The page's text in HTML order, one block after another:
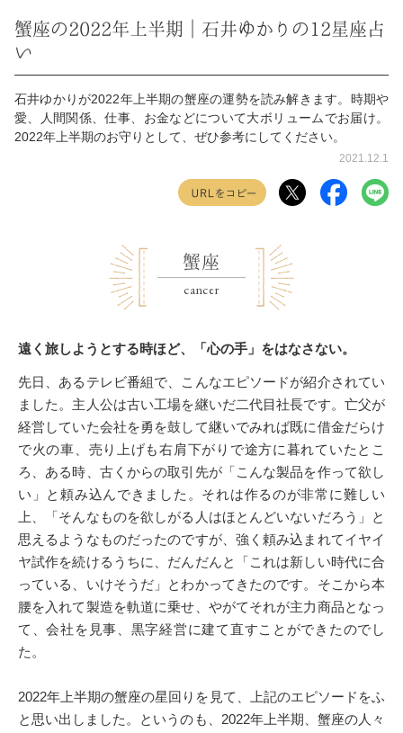
蟹座の2022年上半期｜石井ゆかりの12星座占
い
石井ゆかりが2022年上半期の蟹座の運勢を読み解きます。時期や
愛、人間関係、仕事、お金などについて大ボリュームでお届け。
2022年上半期のお守りとして、ぜひ参考にしてください。
2021.12.1
蟹座
cancer
遠く旅しようとする時ほど、「心の手」をはなさない。
先日、あるテレビ番組で、こんなエピソードが紹介されてい
ました。主人公は古い工場を継いだ二代目社長です。亡父が
経営していた会社を勇を鼓して継いでみれば既に借金だらけ
で火の車、売り上げも右肩下がりで途方に暮れていたとこ
ろ、ある時、古くからの取引先が「こんな製品を作って欲し
い」と頼み込んできました。それは作るのが非常に難しい
上、「そんなものを欲しがる人はほとんどいないだろう」と
思えるようなものだったのですが、強く頼み込まれてイヤイ
ヤ試作を続けるうちに、だんだんと「これは新しい時代に合
っている、いけそうだ」とわかってきたのです。そこから本
腰を入れて製造を軌道に乗せ、やがてそれが主力商品となっ
て、会社を見事、黒字経営に建て直すことができたのでし
た。
2022年上半期の蟹座の星回りを見て、上記のエピソードをふ
と思い出しました。というのも、2022年上半期、蟹座の人々